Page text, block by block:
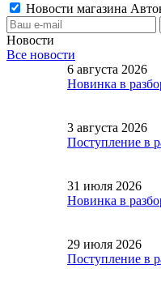
Новости магазина
Новости
Все новости
6 августа 2026
Новинка в
3 августа 2026
Поступление в
31 июля 2026
Новинка в
29 июля 2026
Поступление в